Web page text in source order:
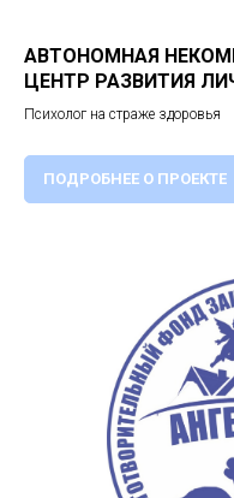
АВТОНОМНАЯ
ЦЕНТР РАЗВИТИЯ
Психолог на страже здоровья
ПОДРОБНЕЕ О ПРОЕКТЕ